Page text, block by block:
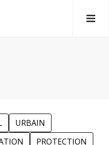
URBAIN
PROTECTION